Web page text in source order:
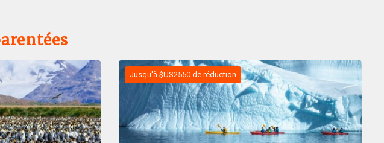
Jusqu'à $US2550 de réduction